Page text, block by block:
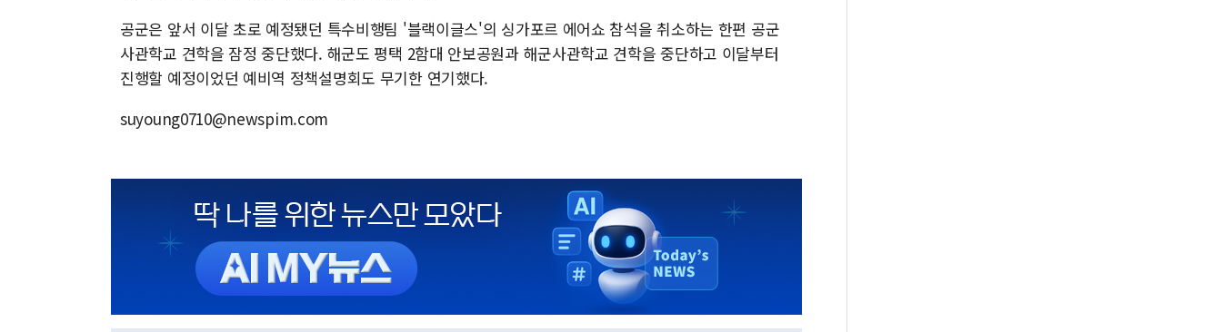
공군은 앞서 이달 초로 예정됐던 특수비행팀 '블랙이글스'의 싱가포르 에어쇼 참석을 취소하는 한편 공군
사관학교 견학을 잠정 중단했다. 해군도 평택 2함대 안보공원과 해군사관학교 견학을 중단하고 이달부터
진행할 예정이었던 예비역 정책설명회도 무기한 연기했다.
suyoung0710@newspim.com